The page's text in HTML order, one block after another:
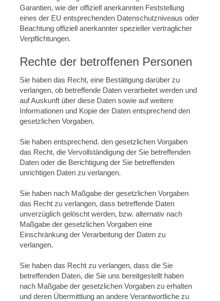
Garantien, wie der offiziell anerkannten Feststellung
eines der EU entsprechenden Datenschutzniveaus oder
Beachtung offiziell anerkannter spezieller vertraglicher
Verpflichtungen.
Rechte der betroffenen Personen
Sie haben das Recht, eine Bestätigung darüber zu
verlangen, ob betreffende Daten verarbeitet werden und
auf Auskunft über diese Daten sowie auf weitere
Informationen und Kopie der Daten entsprechend den
gesetzlichen Vorgaben.
Sie haben entsprechend. den gesetzlichen Vorgaben
das Recht, die Vervollständigung der Sie betreffenden
Daten oder die Berichtigung der Sie betreffenden
unrichtigen Daten zu verlangen.
Sie haben nach Maßgabe der gesetzlichen Vorgaben
das Recht zu verlangen, dass betreffende Daten
unverzüglich gelöscht werden, bzw. alternativ nach
Maßgabe der gesetzlichen Vorgaben eine
Einschränkung der Verarbeitung der Daten zu
verlangen.
Sie haben das Recht zu verlangen, dass die Sie
betreffenden Daten, die Sie uns bereitgestellt haben
nach Maßgabe der gesetzlichen Vorgaben zu erhalten
und deren Übermittlung an andere Verantwortliche zu